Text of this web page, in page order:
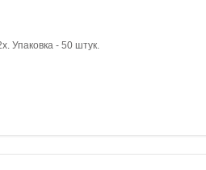
Упаковка - 50 штук.